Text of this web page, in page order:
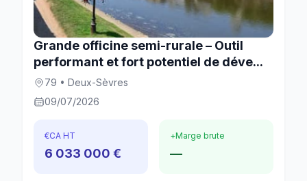
Grande officine semi-rurale – Outil
performant et fort potentiel de déve...
79 • Deux-Sèvres
09/07/2026
€CA HT
6 033 000 €
+Marge brute
—